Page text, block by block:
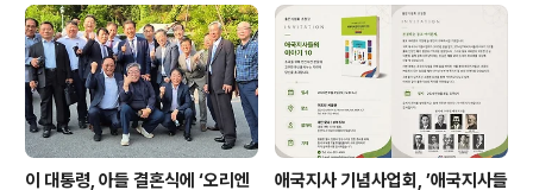
이 대통령, 아들 결혼식에 ‘오리엔 애국지사 기념사업회, ’애국지사들